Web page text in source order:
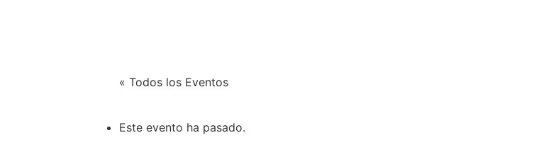
« Todos los Eventos
Este evento ha pasado.